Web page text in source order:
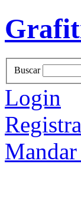
Buscar
Login